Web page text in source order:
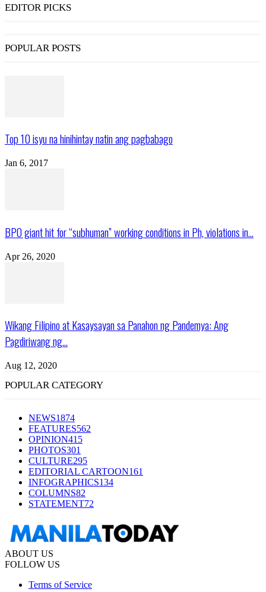
EDITOR PICKS
POPULAR POSTS
Top 10 isyu na hinihintay natin ang pagbabago
Jan 6, 2017
BPO giant hit for “subhuman” working conditions in Ph, violations in...
Apr 26, 2020
Wikang Filipino at Kasaysayan sa Panahon ng Pandemya: Ang
Pagdiriwang ng...
Aug 12, 2020
POPULAR CATEGORY
NEWS1874
FEATURES562
OPINION415
PHOTOS301
CULTURE295
EDITORIAL CARTOON161
INFOGRAPHICS134
COLUMNS82
STATEMENT72
ABOUT US
FOLLOW US
Terms of Service